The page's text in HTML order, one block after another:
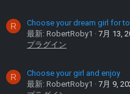
R
Choose your dream girl for
最新: RobertRoby1
7月 13,
プラグイン
R
Choose your girl and enjoy
最新: RobertRoby1
7月 9,